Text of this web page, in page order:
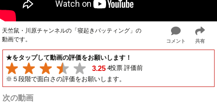
天竺鼠・川原チャンネルの「寝起きバッティング」の
動画です。
コメント 共有
★をタップして動画の評価をお願いします！
3.254投票 評価前
※５段階で面白さの評価をお願いします。
次の動画